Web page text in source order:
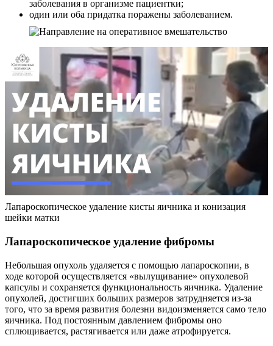
заболевания в организме пациентки;
один или оба придатка поражены заболеванием.
Лапароскопическое удаление кисты яичника и конизация
шейки матки
Лапароскопическое удаление фибромы
Небольшая опухоль удаляется с помощью лапароскопии, в
ходе которой осуществляется «вылущивание» опухолевой
капсулы и сохраняется функциональность яичника. Удаление
опухолей, достигших больших размеров затрудняется из-за
того, что за время развития болезни видоизменяется само тело
яичника. Под постоянным давлением фибромы оно
сплющивается, растягивается или даже атрофируется.